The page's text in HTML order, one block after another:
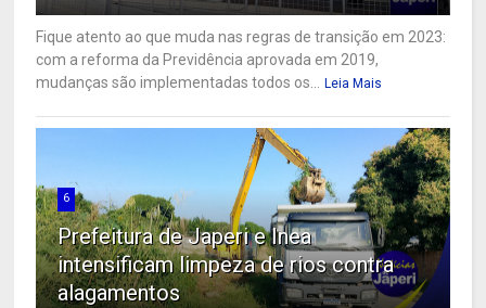
Fique atento ao que muda nas regras de transição em 2023:
com a reforma da Previdência aprovada em 2019,
mudanças são implementadas todos os...
Leia Mais
6
Prefeitura de Japeri e Inea
intensificam limpeza de rios contra
alagamentos